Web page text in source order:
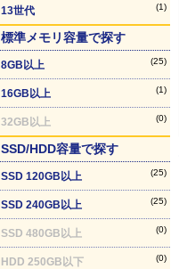
13世代 (1)
標準メモリ容量で探す
8GB以上 (25)
16GB以上 (1)
32GB以上 (0)
SSD/HDD容量で探す
SSD 120GB以上 (25)
SSD 240GB以上 (25)
SSD 480GB以上 (0)
HDD 250GB以下 (0)